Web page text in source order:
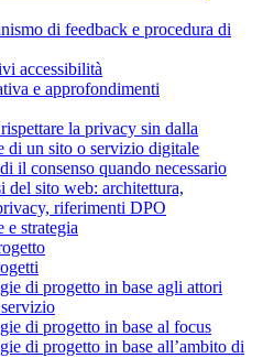
di feedback e procedura di
accessibilità
e approfondimenti
la privacy sin dalla
di un sito o servizio digitale
il consenso quando necessario
del sito web: architettura,
riferimenti DPO
e strategia
di progetto in base agli attori
di progetto in base al focus
di progetto in base all’ambito di